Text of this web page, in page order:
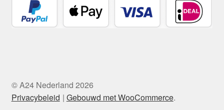
© A24 Nederland 2026
Privacybeleid
Gebouwd met WooCommerce.